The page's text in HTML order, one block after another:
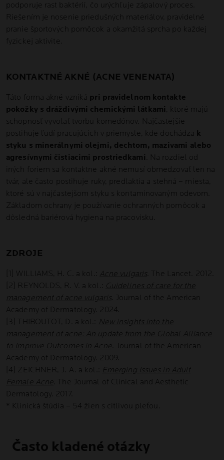
podporuje rast baktérií, čo urýchľuje zápalový proces.
Riešením je nosenie priedušných materiálov, pravidelné
pranie športových pomôcok a okamžitá sprcha po každej
fyzickej aktivite.
KONTAKTNÉ AKNÉ (ACNE VENENATA)
Táto forma akné vzniká pri pravidelnom kontakte
pokožky s dráždivými chemickými látkami
, ktoré majú
schopnosť vyvolať tvorbu komedónov. Najčastejšie
postihuje ľudí pracujúcich v priemysle, kde dochádza k
styku s minerálnymi olejmi, dechtom, mazivami alebo
agresívnymi čistiacimi prostriedkami . Na rozdiel od
iných foriem sa kontaktne akné nemusí obmedzovať len na
tvár, ale často postihuje ruky, predlaktia a stehná – miesta,
ktoré sú v najčastejšom styku s kontaminovaným odevom.
Základom ochrany je používanie ochranných pomôcok a
dôsledná bariérová hygiena na pracovisku.
ZDROJE
[1] WILLIAMS, H. C. a kol.: Acne vulgaris . The Lancet. 2012.
[2] REYNOLDS, R. V. a kol.:
Guidelines of care for the
management of acne vulgaris. Journal of the American
Academy of Dermatology. 2024.
[3] THIBOUTOT, D. a kol.:
New insights into the
management of acne: An update from the Global Alliance
to Improve Outcomes in Acne. Journal of the American
Academy of Dermatology. 2009.
[4] ZEICHNER, J. A. a kol.:
Emerging Issues in Adult
Female Acne . The Journal of Clinical and Aesthetic
Dermatology. 2017.
* Klinická štúdia – 54 žien s citlivou pleťou.
Často kladené otázky